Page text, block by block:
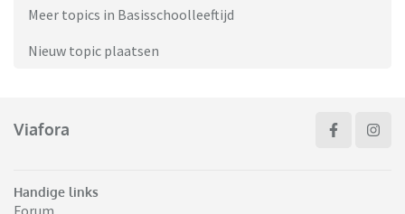
Meer topics in Basisschoolleeftijd
Nieuw topic plaatsen
Viafora
Handige links
Forum